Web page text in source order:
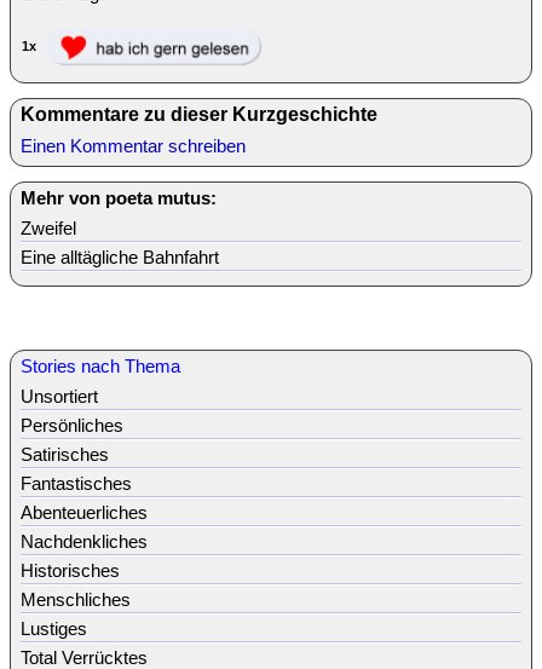
1x
Kommentare zu dieser Kurzgeschichte
Einen Kommentar schreiben
Mehr von poeta mutus:
Zweifel
Eine alltägliche Bahnfahrt
Stories nach Thema
Unsortiert
Persönliches
Satirisches
Fantastisches
Abenteuerliches
Nachdenkliches
Historisches
Menschliches
Lustiges
Total Verrücktes